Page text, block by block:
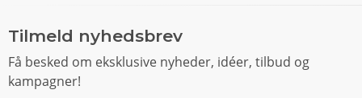
Tilmeld nyhedsbrev
Få besked om eksklusive nyheder, idéer, tilbud og
kampagner!